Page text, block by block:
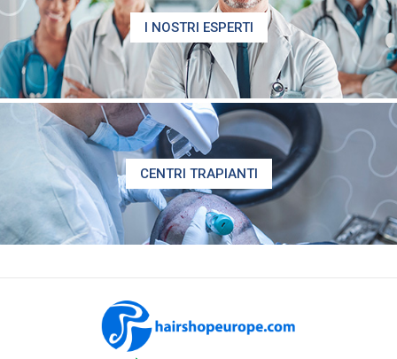
I NOSTRI ESPERTI
CENTRI TRAPIANTI